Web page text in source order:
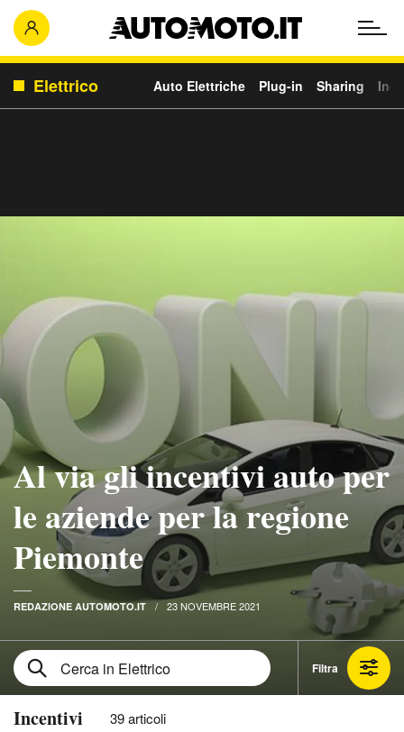
Elettrico Auto Elettriche Plug-in Sharing
Al via gli incentivi auto per
le aziende per la regione
Piemonte
REDAZIONE AUTOMOTO.IT 23 NOVEMBRE 2021
Filtra
Incentivi 39 articoli